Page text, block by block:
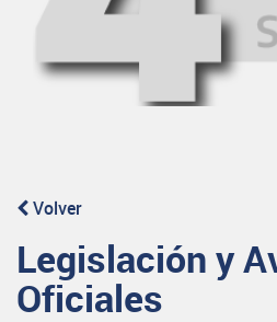
Volver
Legislación y
Oficiales